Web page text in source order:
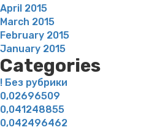
April 2015
March 2015
February 2015
January 2015
Categories
! Без рубрики
0,02696509
0,041248855
0,042496462